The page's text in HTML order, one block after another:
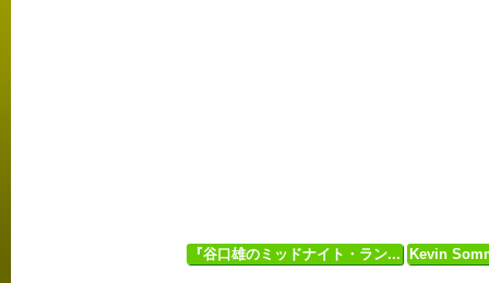
『谷口雄のミッドナイト・ラン... Kevin